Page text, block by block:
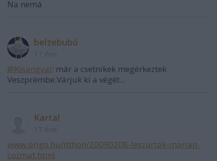
Na nemá
belzebubó
@Kisangyal: már a csetnikek megérkeztek
Veszprémbe.Várjuk ki a végét...
Kartal
www.origo.hu/itthon/20090208-leszurtak-marian-
cozmat.html